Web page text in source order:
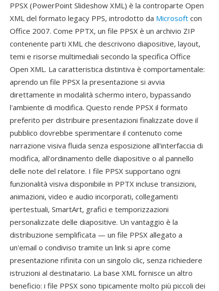
PPSX (PowerPoint Slideshow XML) è la controparte Open
XML del formato legacy PPS, introdotto da Microsoft con
Office 2007. Come PPTX, un file PPSX è un archivio ZIP
contenente parti XML che descrivono diapositive, layout,
temi e risorse multimediali secondo la specifica Office
Open XML. La caratteristica distintiva è comportamentale:
aprendo un file PPSX la presentazione si avvia
direttamente in modalità schermo intero, bypassando
l'ambiente di modifica. Questo rende PPSX il formato
preferito per distribuire presentazioni finalizzate dove il
pubblico dovrebbe sperimentare il contenuto come
narrazione visiva fluida senza esposizione all'interfaccia di
modifica, all'ordinamento delle diapositive o al pannello
delle note del relatore. I file PPSX supportano ogni
funzionalità visiva disponibile in PPTX incluse transizioni,
animazioni, video e audio incorporati, collegamenti
ipertestuali, SmartArt, grafici e temporizzazioni
personalizzate delle diapositive. Un vantaggio è la
distribuzione semplificata — un file PPSX allegato a
un'email o condiviso tramite un link si apre come
presentazione rifinita con un singolo clic, senza richiedere
istruzioni al destinatario. La base XML fornisce un altro
beneficio: i file PPSX sono tipicamente molto più piccoli dei